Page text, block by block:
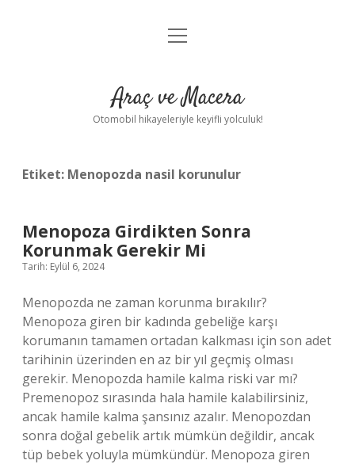
Anasayfa
Yasal Uyarı
menüyü
Araç ve Macera
Otomobil hikayeleriyle keyifli yolculuk!
Etiket: Menopozda nasil korunulur
Menopoza Girdikten Sonra
Korunmak Gerekir Mi
Tarih: Eylül 6, 2024
Menopozda ne zaman korunma bırakılır?
Menopoza giren bir kadında gebeliğe karşı
korumanın tamamen ortadan kalkması için son adet
tarihinin üzerinden en az bir yıl geçmiş olması
gerekir. Menopozda hamile kalma riski var mı?
Premenopoz sırasında hala hamile kalabilirsiniz,
ancak hamile kalma şansınız azalır. Menopozdan
sonra doğal gebelik artık mümkün değildir, ancak
tüp bebek yoluyla mümkündür. Menopoza giren